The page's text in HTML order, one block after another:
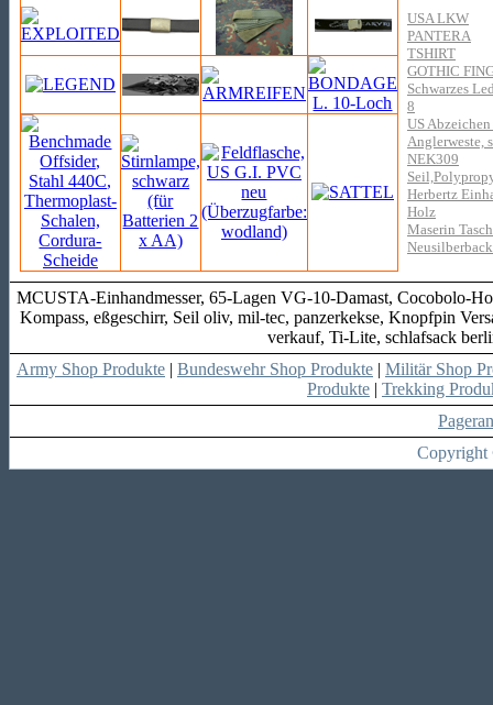
USA LKW
PANTERA
TSHIRT
GOTHIC
Schwarzes
8
US
Anglerweste,
NEK309
Herbertz
Holz
Maserin
MCUSTA-Einhandmesser, 65-Lagen VG-10-Damast, Cocobolo-
Kompass, eßgeschirr, Seil oliv, mil-tec, panzerkekse, Knopfpin
verkauf, Ti-Lite, schlafsack
Army Shop Produkte | Bundeswehr Shop Produkte | Militär Shop
Produkte | Trekking